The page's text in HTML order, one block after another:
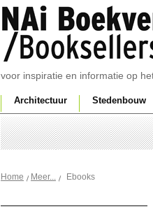
voor inspiratie en informatie op
Architectuur Stedenbouw
Home Meer... Ebooks